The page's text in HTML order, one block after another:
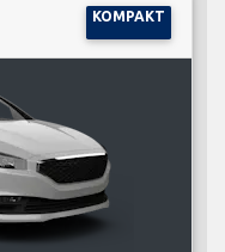
KOMPAKT